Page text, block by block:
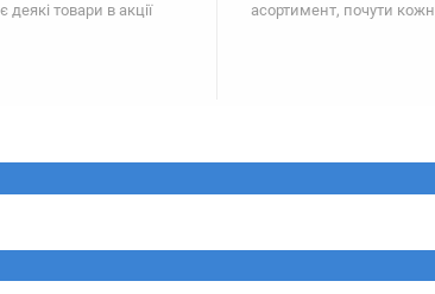
деякі товари в акції
асортимент, почути